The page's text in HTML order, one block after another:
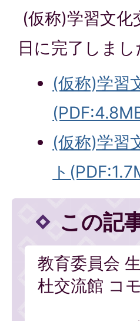
(仮称)学習文
日に完了しまし
(仮称)学習
(仮称)学習
ト
この記
教育委員会
杜交流館 コ